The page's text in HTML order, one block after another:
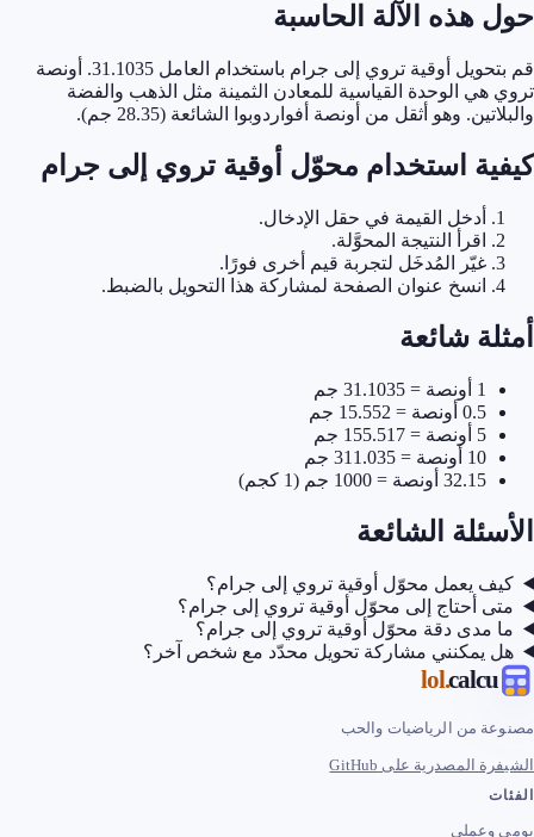
حول هذه الآلة الحاسبة
قم بتحويل أوقية تروي إلى جرام باستخدام العامل 31.1035. أونصة
تروي هي الوحدة القياسية للمعادن الثمينة مثل الذهب والفضة
والبلاتين. وهو أثقل من أونصة أفواردوبوا الشائعة (28.35 جم).
كيفية استخدام محوّل أوقية تروي إلى جرام
أدخل القيمة في حقل الإدخال.
اقرأ النتيجة المحوَّلة.
غيّر المُدخَل لتجربة قيم أخرى فورًا.
انسخ عنوان الصفحة لمشاركة هذا التحويل بالضبط.
أمثلة شائعة
1 أونصة = 31.1035 جم
0.5 أونصة = 15.552 جم
5 أونصة = 155.517 جم
10 أونصة = 311.035 جم
32.15 أونصة = 1000 جم (1 كجم)
الأسئلة الشائعة
كيف يعمل محوّل أوقية تروي إلى جرام؟
متى أحتاج إلى محوّل أوقية تروي إلى جرام؟
ما مدى دقة محوّل أوقية تروي إلى جرام؟
هل يمكنني مشاركة تحويل محدّد مع شخص آخر؟
calcu
.lol
مصنوعة من الرياضيات والحب
الشيفرة المصدرية على GitHub
الفئات
يومي وعملي